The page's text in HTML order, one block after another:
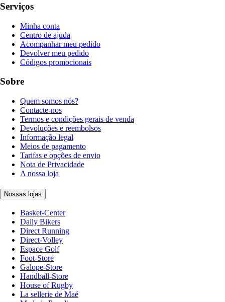
Serviços
Minha conta
Centro de ajuda
Acompanhar meu pedido
Devolver meu pedido
Códigos promocionais
Sobre
Quem somos nós?
Contacte-nos
Termos e condições gerais de venda
Devoluções e reembolsos
Informação legal
Meios de pagamento
Tarifas e opções de envio
Nota de Privacidade
A nossa loja
Nossas lojas
Basket-Center
Daily Bikers
Direct Running
Direct-Volley
Espace Golf
Foot-Store
Galope-Store
Handball-Store
House of Rugby
La sellerie de Maé